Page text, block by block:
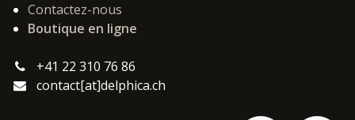
Contactez-nous
Boutique en ligne
+41 22 310 76 86
contact[at]delphica.ch